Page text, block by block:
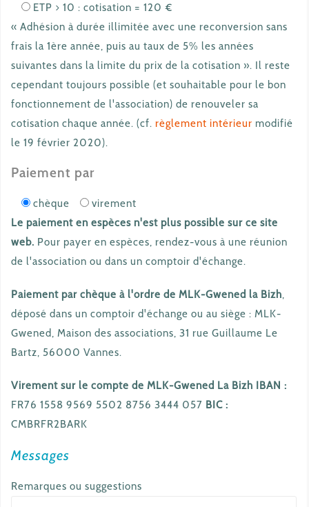
ETP > 10 : cotisation = 120 €
« Adhésion à durée illimitée avec une reconversion sans
frais la 1ère année, puis au taux de 5% les années
suivantes dans la limite du prix de la cotisation ». Il reste
cependant toujours possible (et souhaitable pour le bon
fonctionnement de l'association) de renouveler sa
cotisation chaque année. (cf. règlement intérieur modifié
le 19 février 2020).
Paiement par
chèque
virement
Le paiement en espèces n'est plus possible sur ce site
web. Pour payer en espèces, rendez-vous à une réunion
de l'association ou dans un comptoir d'échange.
Paiement par chèque à l'ordre de MLK-Gwened la Bizh,
déposé dans un comptoir d'échange ou au siège : MLK-
Gwened, Maison des associations, 31 rue Guillaume Le
Bartz, 56000 Vannes.
Virement sur le compte de MLK-Gwened La Bizh IBAN :
FR76 1558 9569 5502 8756 3444 057 BIC :
CMBRFR2BARK
Messages
Remarques ou suggestions